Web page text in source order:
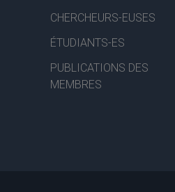
CHERCHEURS-EUSES
ÉTUDIANTS-ES
PUBLICATIONS DES
MEMBRES